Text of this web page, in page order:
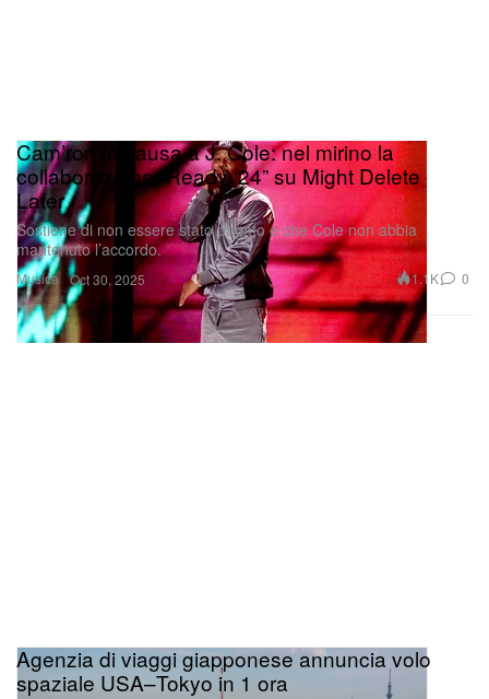
Musica
Cam’ron fa causa a J. Cole: nel mirino la
collaborazione “Ready ‘24” su Might Delete
Later
Sostiene di non essere stato pagato e che Cole non abbia
mantenuto l’accordo.
Oct 30, 2025 1.1K 0
Agenzia di viaggi giapponese annuncia volo
spaziale USA–Tokyo in 1 ora